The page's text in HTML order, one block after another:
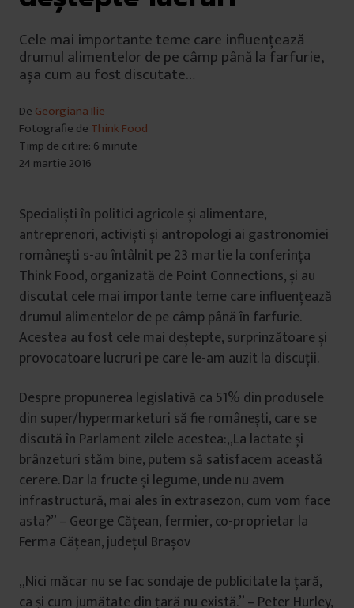
Cele mai importante teme care influențează
drumul alimentelor de pe câmp până la farfurie,
așa cum au fost discutate…
De Georgiana Ilie
Fotografie de Think Food
Timp de citire: 6 minute
24 martie 2016
Specialiști în politici agricole și alimentare,
antreprenori, activiști și antropologi ai gastronomiei
românești s-au întâlnit pe 23 martie la conferința
Think Food, organizată de Point Connections, și au
discutat cele mai importante teme care influențează
drumul alimentelor de pe câmp până în farfurie.
Acestea au fost cele mai deștepte, surprinzătoare și
provocatoare lucruri pe care le-am auzit la discuții.
Despre propunerea legislativă ca 51% din produsele
din super/hypermarketuri să fie românești, care se
discută în Parlament zilele acestea:„La lactate și
brânzeturi stăm bine, putem să satisfacem această
cerere. Dar la fructe și legume, unde nu avem
infrastructură, mai ales în extrasezon, cum vom face
asta?” – George Cățean, fermier, co-proprietar la
Ferma Cățean, județul Brașov
„Nici măcar nu se fac sondaje de publicitate la țară,
ca și cum jumătate din țară nu există.” – Peter Hurley,